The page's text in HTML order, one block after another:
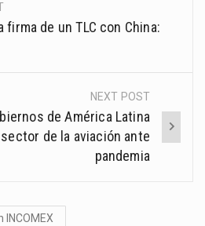
firma de un TLC con China:
NEXT POST
de América Latina
de la aviación ante
pandemia
INCOMEX